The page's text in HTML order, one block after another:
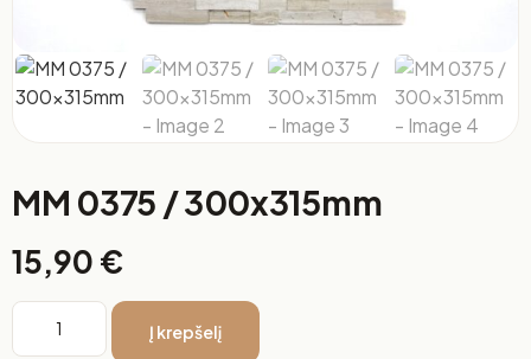
MM 0375 / 300x315mm
15,90 €
Į krepšelį